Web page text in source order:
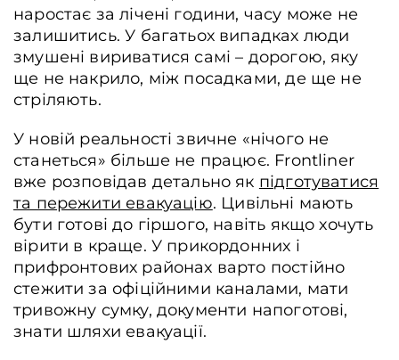
наростає за лічені години, часу може не
залишитись. У багатьох випадках люди
змушені вириватися самі – дорогою, яку
ще не накрило, між посадками, де ще не
стріляють.
У новій реальності звичне «нічого не
станеться» більше не працює. Frontliner
вже розповідав детально як підготуватися
та пережити евакуацію. Цивільні мають
бути готові до гіршого, навіть якщо хочуть
вірити в краще. У прикордонних і
прифронтових районах варто постійно
стежити за офіційними каналами, мати
тривожну сумку, документи напоготові,
знати шляхи евакуації.